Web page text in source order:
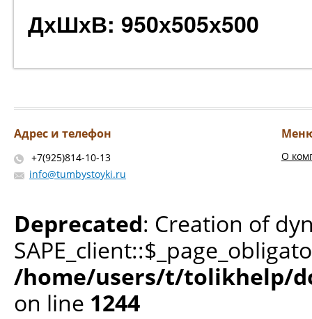
ДхШхВ: 950х505х500
Адрес и телефон
+7(925)814-10-13
info@tumbystoyki.ru
О
Deprecated: Creation of
/home/users/t/tolikhelp/
on line 1244